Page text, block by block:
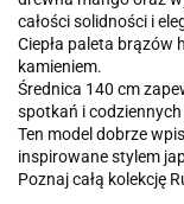
całości solidności i
Ciepła paleta brązów
kamieniem.
Średnica 140 cm
spotkań i codziennych
Ten model dobrze
inspirowane stylem
Poznaj całą kolekcję